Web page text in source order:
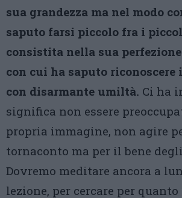
sua grandezza ma nel modo
saputo farsi piccolo fra i
consistita nella sua
con cui ha saputo
con disarmante umiltà. Ci ha
significa non essere
propria immagine, non agire
tornaconto ma per il bene
Dovremo meditare ancora a
lezione, per cercare per